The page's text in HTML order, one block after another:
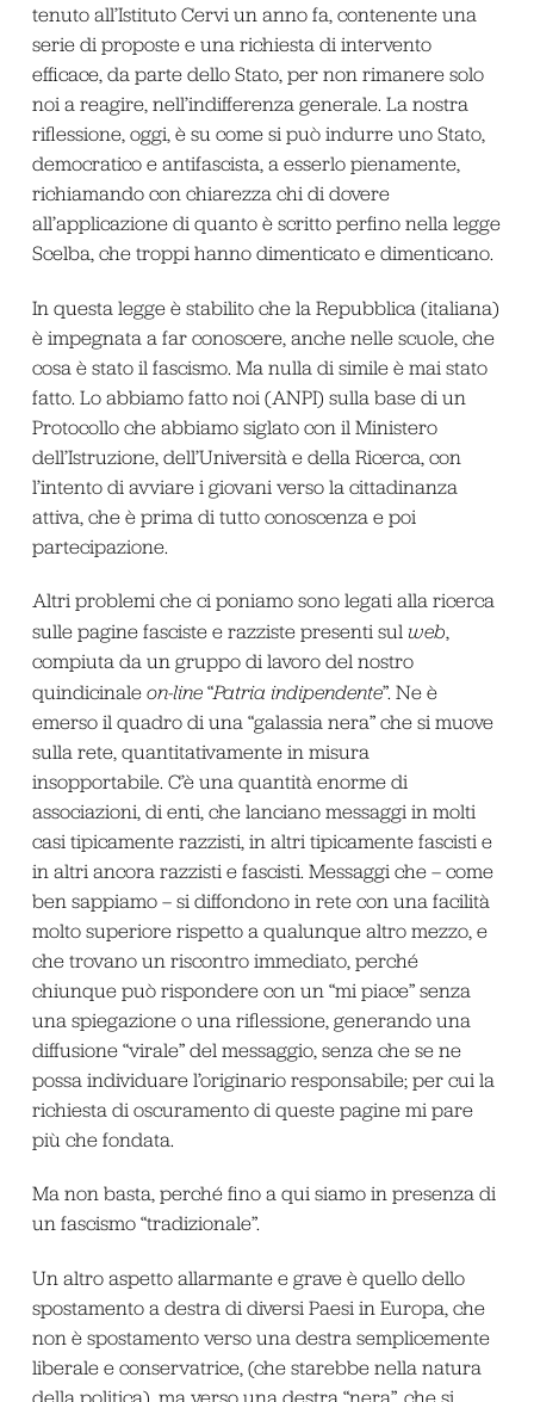
tenuto all’Istituto Cervi un anno fa, contenente una
serie di proposte e una richiesta di intervento
efficace, da parte dello Stato, per non rimanere solo
noi a reagire, nell’indifferenza generale. La nostra
riflessione, oggi, è su come si può indurre uno Stato,
democratico e antifascista, a esserlo pienamente,
richiamando con chiarezza chi di dovere
all’applicazione di quanto è scritto perfino nella legge
Scelba, che troppi hanno dimenticato e dimenticano.
In questa legge è stabilito che la Repubblica (italiana)
è impegnata a far conoscere, anche nelle scuole, che
cosa è stato il fascismo. Ma nulla di simile è mai stato
fatto. Lo abbiamo fatto noi (ANPI) sulla base di un
Protocollo che abbiamo siglato con il Ministero
dell’Istruzione, dell’Università e della Ricerca, con
l’intento di avviare i giovani verso la cittadinanza
attiva, che è prima di tutto conoscenza e poi
partecipazione.
Altri problemi che ci poniamo sono legati alla ricerca
sulle pagine fasciste e razziste presenti sul web,
compiuta da un gruppo di lavoro del nostro
quindicinale on-line“Patria indipendente”. Ne è
emerso il quadro di una “galassia nera” che si muove
sulla rete, quantitativamente in misura
insopportabile. C’è una quantità enorme di
associazioni, di enti, che lanciano messaggi in molti
casi tipicamente razzisti, in altri tipicamente fascisti e
in altri ancora razzisti e fascisti. Messaggi che – come
ben sappiamo – si diffondono in rete con una facilità
molto superiore rispetto a qualunque altro mezzo, e
che trovano un riscontro immediato, perché
chiunque può rispondere con un “mi piace” senza
una spiegazione o una riflessione, generando una
diffusione “virale” del messaggio, senza che se ne
possa individuare l’originario responsabile; per cui la
richiesta di oscuramento di queste pagine mi pare
più che fondata.
Ma non basta, perché fino a qui siamo in presenza di
un fascismo “tradizionale”.
Un altro aspetto allarmante e grave è quello dello
spostamento a destra di diversi Paesi in Europa, che
non è spostamento verso una destra semplicemente
liberale e conservatrice, (che starebbe nella natura
della politica), ma verso una destra “nera”, che si